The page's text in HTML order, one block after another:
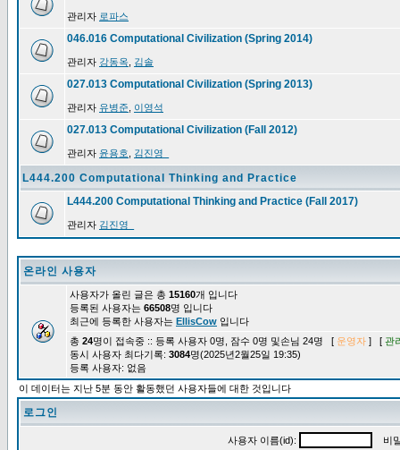
관리자 로파스
046.016 Computational Civilization (Spring 2014)
관리자 강동옥 김솔
027.013 Computational Civilization (Spring 2013)
관리자 유병준 이영석
027.013 Computational Civilization (Fall 2012)
관리자 윤용호 김진영_
L444.200 Computational Thinking and Practice
L444.200 Computational Thinking and Practice (Fall 2017)
관리자 김진영_
온라인 사용자
사용자가 올린 글은 총 15160개 입니다
등록된 사용자는 66508명 입니다
최근에 등록한 사용자는 EllisCow 입니다
총 24명이 접속중 :: 등록 사용자 0명, 잠수 0명 및손님 24명 [ 운영자 ] [ 관
동시 사용자 최다기록: 3084명(2025년2월25일 19:35)
등록 사용자: 없음
이 데이터는 지난 5분 동안 활동했던 사용자들에 대한 것입니다
로그인
사용자 이름(id): 비